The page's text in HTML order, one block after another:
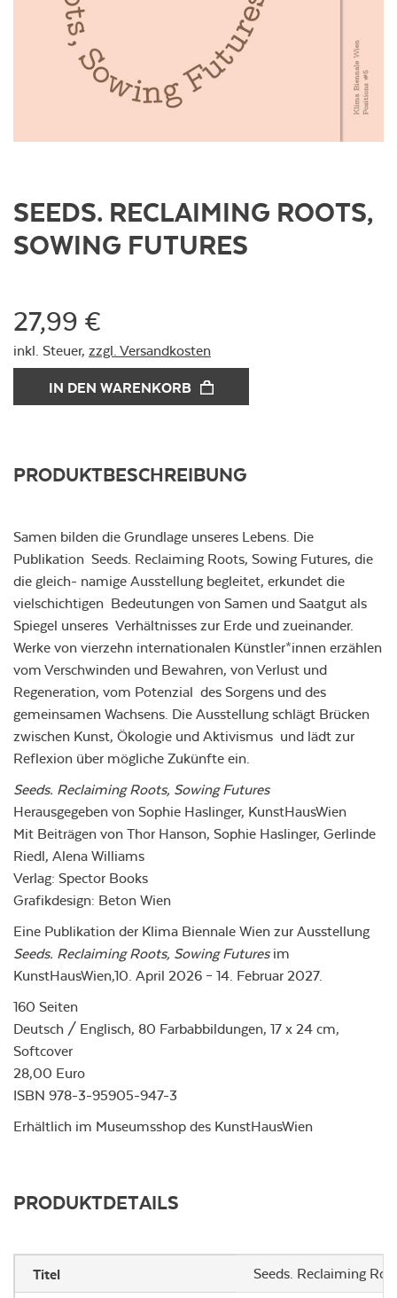
SEEDS. RECLAIMING ROOTS,
SOWING FUTURES
27,99 €
inkl. Steuer, zzgl. Versandkosten
IN DEN WARENKORB
PRODUKTBESCHREIBUNG
Samen bilden die Grundlage unseres Lebens. Die
Publikation Seeds. Reclaiming Roots, Sowing Futures, die
die gleich- namige Ausstellung begleitet, erkundet die
vielschichtigen Bedeutungen von Samen und Saatgut als
Spiegel unseres Verhältnisses zur Erde und zueinander.
Werke von vierzehn internationalen Künstler*innen erzählen
vom Verschwinden und Bewahren, von Verlust und
Regeneration, vom Potenzial des Sorgens und des
gemeinsamen Wachsens. Die Ausstellung schlägt Brücken
zwischen Kunst, Ökologie und Aktivismus und lädt zur
Reflexion über mögliche Zukünfte ein.
Seeds. Reclaiming Roots, Sowing Futures
Herausgegeben von Sophie Haslinger, KunstHausWien
Mit Beiträgen von Thor Hanson, Sophie Haslinger, Gerlinde
Riedl, Alena Williams
Verlag: Spector Books
Grafikdesign: Beton Wien
Eine Publikation der Klima Biennale Wien zur Ausstellung
Seeds. Reclaiming Roots, Sowing Futures im
KunstHausWien,10. April 2026 – 14. Februar 2027.
160 Seiten
Deutsch / Englisch, 80 Farbabbildungen, 17 x 24 cm,
Softcover
28,00 Euro
ISBN 978-3-95905-947-3
Erhältlich im Museumsshop des KunstHausWien
PRODUKTDETAILS
Titel Seeds. Reclaiming